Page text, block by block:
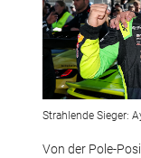
Strahlende Sieger:
Von der Pole-